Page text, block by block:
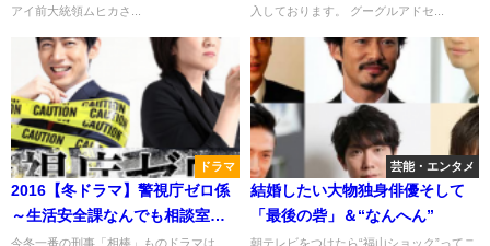
アイ前大統領ムヒカさ...
入しております。 グーグルアドセ...
ドラマ
2016【冬ドラマ】警視庁ゼロ係
～生活安全課なんでも相談室～
感想! 今冬一番の刑事「相棒」も
今冬一番の刑事「相棒」ものドラマは、
芸能・エンタメ
結婚したい大物独身俳優そして
「最後の砦」＆“なんへん”
朝テレビをつけたら“福山ショック”ってニ